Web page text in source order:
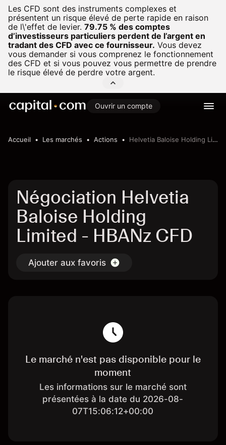
Les CFD sont des instruments complexes et
présentent un risque élevé de perte rapide en raison
de l\'effet de levier. 79.75 % des comptes
d’investisseurs particuliers perdent de l’argent en
tradant des CFD avec ce fournisseur. Vous devez
vous demander si vous comprenez le fonctionnement
des CFD et si vous pouvez vous permettre de prendre
le risque élevé de perdre votre argent.
Ouvrir un compte
Accueil Les marchés Actions Helvetia Baloise Holding Limited
Négociation Helvetia
Baloise Holding
Limited - HBANz CFD
Ajouter aux favoris
Le marché n'est pas disponible pour le
moment
Les informations sur le marché sont
présentées à la date du 2026-08-
07T15:06:12+00:00